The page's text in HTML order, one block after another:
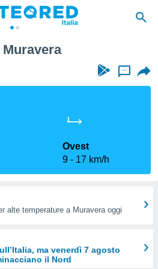
...
Ovest
9
17 km/h
alte temperature a Muravera oggi
ma venerdì 7 agosto
il Nord